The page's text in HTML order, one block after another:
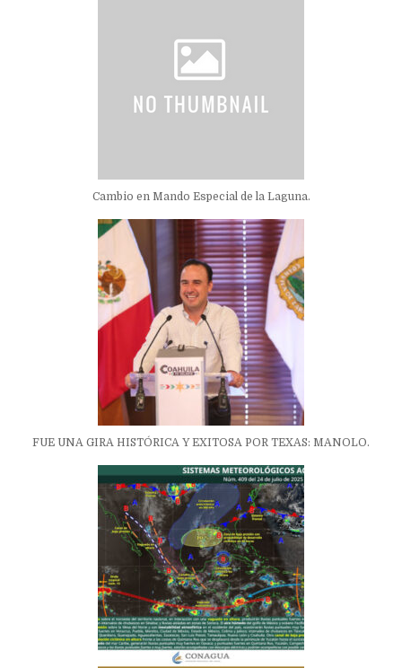
Cambio en Mando Especial de la Laguna.
FUE UNA GIRA HISTÓRICA Y EXITOSA POR TEXAS: MANOLO.